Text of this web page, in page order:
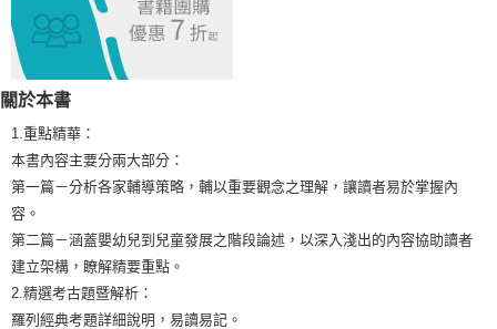
關於本書
1.重點精華：
本書內容主要分兩大部分：
第一篇－分析各家輔導策略，輔以重要觀念之理解，讓讀者易於掌握內
容。
第二篇－涵蓋嬰幼兒到兒童發展之階段論述，以深入淺出的內容協助讀者
建立架構，瞭解精要重點。
2.精選考古題暨解析：
羅列經典考題詳細說明，易讀易記。